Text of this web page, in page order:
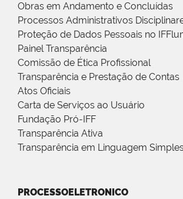
Obras em Andamento e Concluídas
Processos Administrativos
Proteção de Dados Pessoais no
Painel Transparência
Comissão de Ética Profissional
Transparência e Prestação de Contas
Atos Oficiais
Carta de Serviços ao Usuário
Fundação Pró-IFF
Transparência Ativa
Transparência em Linguagem
PROCESSOELETRONICO